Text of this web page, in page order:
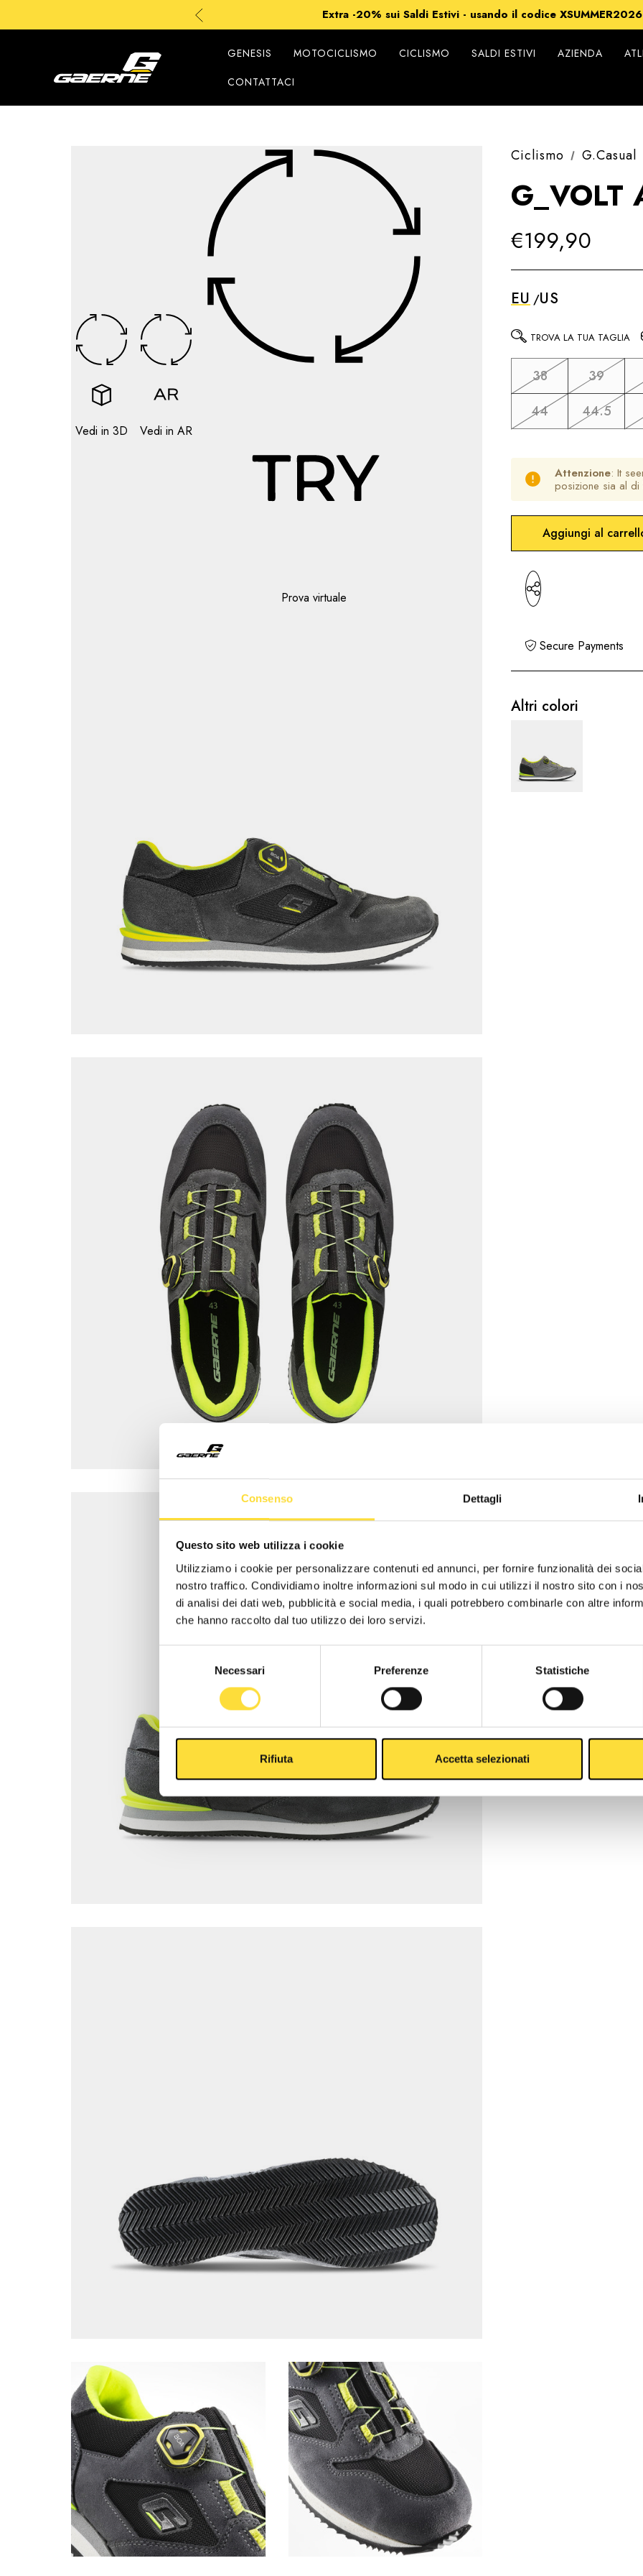
Consenso Dettagli
Questo sito web utilizza i cookie
Utilizziamo i cookie per personalizzare contenuti ed annunci, per fornire funzionalità dei
nostro traffico. Condividiamo inoltre informazioni sul modo in cui utilizzi il nostro sito con i
di analisi dei dati web, pubblicità e social media, i quali potrebbero combinarle con altre
che hanno raccolto dal tuo utilizzo dei loro servizi.
Necessari Preferenze Statistiche
Rifiuta Accetta selezionati
Spedizioni gratuite per ordini superiori a 99€
-15% su Tutto - usando il codice XSUMMER2026
GENESIS MOTOCICLISMO CICLISMO SALDI ESTIVI AZIENDA
CONTATTACI
Vedi in 3D Vedi in AR
Prova virtuale
Ciclismo G.Casual
G_VOLT
€199,90
EU US
TROVA LA TUA TAGLIA
38 39
44
44.5
Attenzione: It
posizione sia al
Hurry
Disponibilità
attuale:
Secure Payments
Altri colori